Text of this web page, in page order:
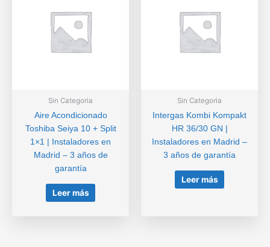
Sin Categoria
Aire Acondicionado
Toshiba Seiya 10 + Split
1×1 | Instaladores en
Madrid – 3 años de
garantía
Leer más
Sin Categoria
Intergas Kombi Kompakt
HR 36/30 GN |
Instaladores en Madrid –
3 años de garantía
Leer más